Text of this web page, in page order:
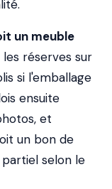
un meuble
réserves sur
si l'emballage
ensuite
et
un bon de
selon le